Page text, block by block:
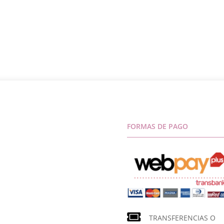
FORMAS DE PAGO
TRANSFERENCIAS O